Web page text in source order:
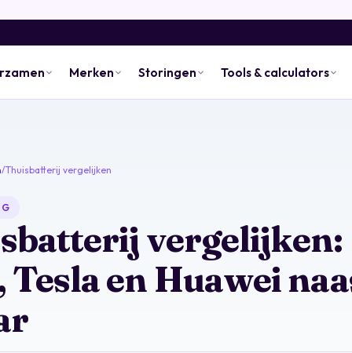
Merken Storingen Tools & calculators
/Thuisbatterij vergelijken
vergelijken:
Tesla en Huawei